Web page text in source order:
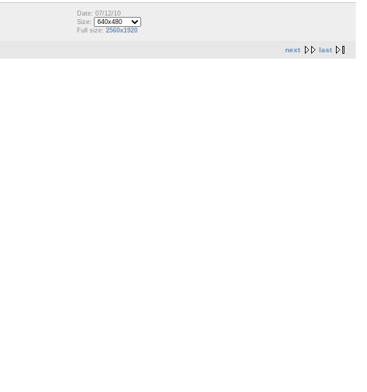
Date: 07/12/10
Size:
Full size: 2560x1920
next last